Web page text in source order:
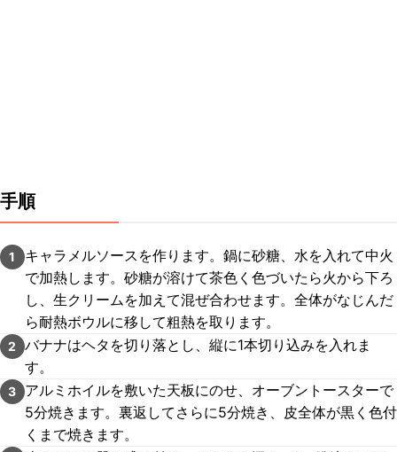
手順
1
キャラメルソースを作ります。鍋に砂糖、水を入れて中火
で加熱します。砂糖が溶けて茶色く色づいたら火から下ろ
し、生クリームを加えて混ぜ合わせます。全体がなじんだ
ら耐熱ボウルに移して粗熱を取ります。
2
バナナはヘタを切り落とし、縦に1本切り込みを入れま
す。
3
アルミホイルを敷いた天板にのせ、オーブントースターで
5分焼きます。裏返してさらに5分焼き、皮全体が黒く色付
くまで焼きます。